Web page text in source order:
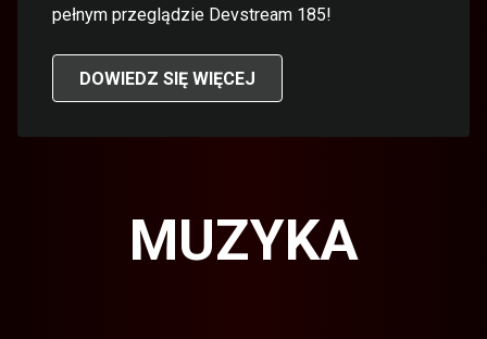
pełnym przeglądzie Devstream 185!
DOWIEDZ SIĘ WIĘCEJ
MUZYKA